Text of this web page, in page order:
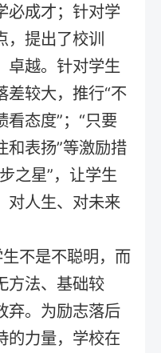
必成才；针对学
，提出了校训
卓越。针对学生
差较大，推行“不
看态度”；“只要
和表扬”等激励措
之星”，让学生
对人生、对未来
不是不聪明，而
方法、基础较
弃。为励志落后
的力量，学校在